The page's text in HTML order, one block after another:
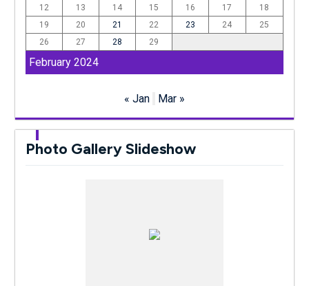
February 2024
12
13 14 15 16 17
18
19
20 21 22 23 24
25
26
27 28 29
« Jan Mar »
Photo Gallery Slideshow